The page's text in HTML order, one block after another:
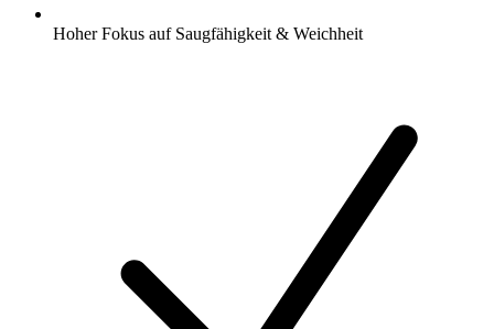
Hoher Fokus auf Saugfähigkeit & Weichheit